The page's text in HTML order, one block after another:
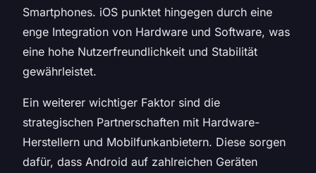
Smartphones. iOS punktet hingegen durch eine
enge Integration von Hardware und Software, was
eine hohe Nutzerfreundlichkeit und Stabilität
gewährleistet.
Ein weiterer wichtiger Faktor sind die
strategischen Partnerschaften mit Hardware-
Herstellern und Mobilfunkanbietern. Diese sorgen
dafür, dass Android auf zahlreichen Geräten